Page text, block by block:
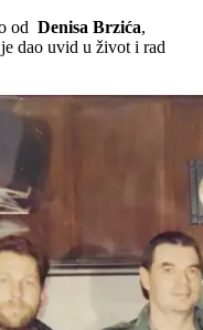
od Denisa Brzića,
dao uvid u život i rad